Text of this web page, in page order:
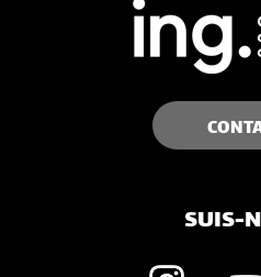
SUIS-